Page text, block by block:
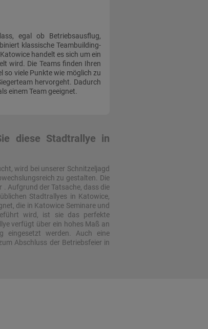
egal ob Betriebsausflug,
klassische Teambuilding-
handelt es sich um ein
wird. Die Teams finden Ihren
so viele Punkte wie möglich zu
hervorgeht. Dadurch
einem Team geeignet.
diese Stadtrallye in
wird bei unserer Schnitzeljagd
zu gestalten. Die
. Aufgrund der Tatsache, dass die
Stadtrallyes in Katowice,
die in Katowice Seminare und
wird, ist sie das perfekte
verfügt über ein hohes Maß an
eingesetzt werden. Auch eine
Abschluss der Betriebsfeier in